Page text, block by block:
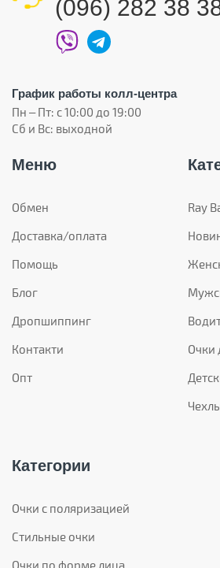
(096) 282 38
График работы колл-центра
Пн – Пт: с 10:00 до 19:00
Сб и Вс: выходной
Меню
Обмен
Доставка/оплата
Помощь
Блог
Дропшиппинг
Контакти
Опт
Ray
Очки
Категории
Очки с поляризацией
Стильные очки
Очки по форме лица